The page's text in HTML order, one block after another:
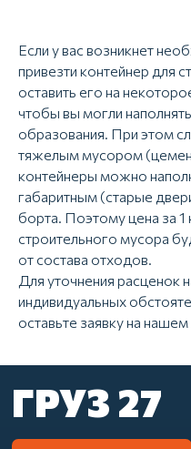
Если у вас возникнет
привезти контейнер для
оставить его на
чтобы вы могли
образования. При этом
тяжелым мусором
контейнеры можно
габаритным (старые
борта. Поэтому цена за 1
строительного мусора
от состава отходов.
Для уточнения расценок
индивидуальных
оставьте заявку на нашем